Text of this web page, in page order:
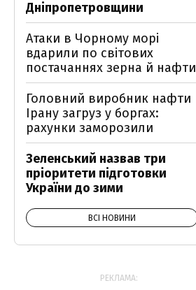
Дніпропетровщини
Атаки в Чорному морі
вдарили по світових
постачаннях зерна й нафти
Головний виробник нафти
Ірану загруз у боргах:
рахунки заморозили
Зеленський назвав три
пріоритети підготовки
України до зими
ВСІ НОВИНИ
РЕКЛАМА: